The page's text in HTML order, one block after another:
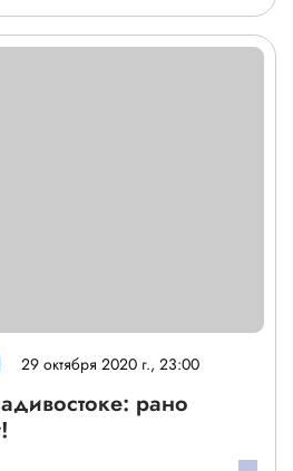
29 октября 2020 г., 23:00
рано